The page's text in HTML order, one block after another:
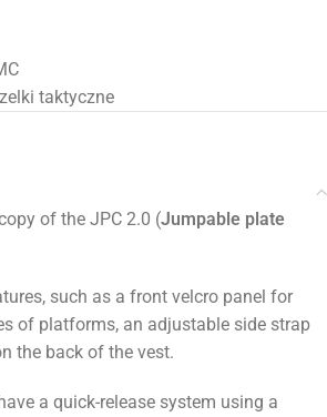
taktyczne
of the JPC 2.0 (Jumpable plate
such as a front velcro panel for
of platforms, an adjustable side strap
the back of the vest.
a quick-release system using a